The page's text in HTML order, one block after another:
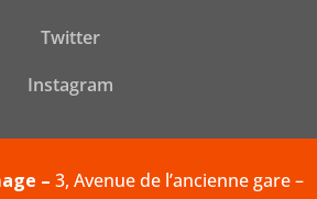
Twitter
Instagram
– 3, Avenue de l’ancienne gare –